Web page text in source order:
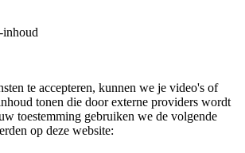
inhoud
te accepteren, kunnen we je video's of
tonen die door externe providers wordt
toestemming gebruiken we de volgende
op deze website: